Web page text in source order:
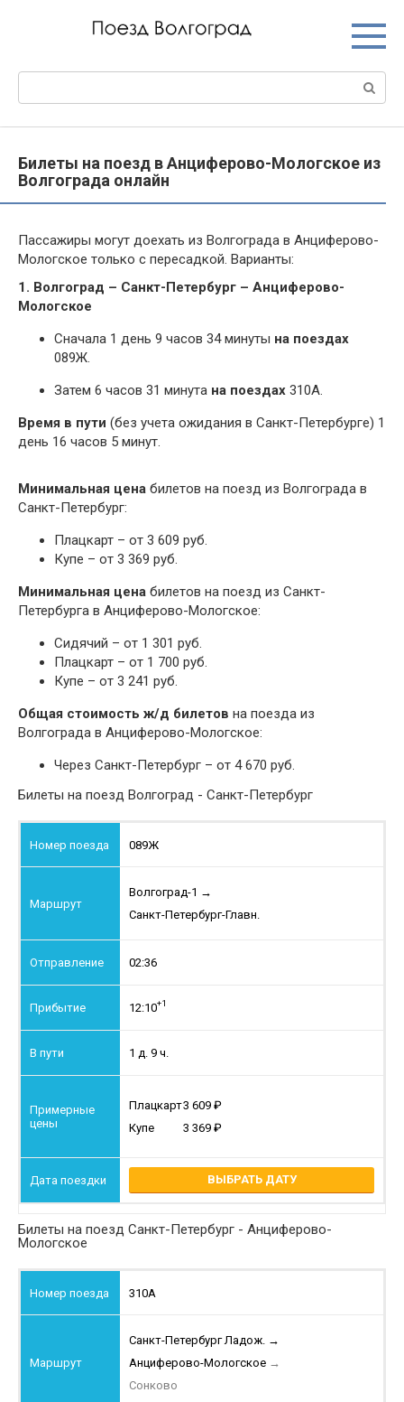
Билеты на поезд в Анциферово-Мологское из
Волгограда онлайн
Пассажиры могут доехать из Волгограда в Анциферово-
Мологское только с пересадкой. Варианты:
1. Волгоград – Санкт-Петербург – Анциферово-
Мологское
Сначала 1 день 9 часов 34 минуты на поездах
089Ж.
Затем 6 часов 31 минута на поездах 310А.
Время в пути (без учета ожидания в Санкт-Петербурге) 1
день 16 часов 5 минут.
Минимальная цена билетов на поезд из Волгограда в
Санкт-Петербург:
Плацкарт – от 3 609 руб.
Купе – от 3 369 руб.
Минимальная цена билетов на поезд из Санкт-
Петербурга в Анциферово-Мологское:
Сидячий – от 1 301 руб.
Плацкарт – от 1 700 руб.
Купе – от 3 241 руб.
Общая стоимость ж/д билетов на поезда из
Волгограда в Анциферово-Мологское:
Через Санкт-Петербург – от 4 670 руб.
Билеты на поезд Волгоград - Санкт-Петербург
089Ж
Волгоград-1 →
Санкт-Петербург-Главн.
02:36
12:10+1
1 д. 9 ч.
Плацкарт3 609
Купе
3 369
ВЫБРАТЬ ДАТУ
Билеты на поезд Санкт-Петербург - Анциферово-
Мологское
310А
Санкт-Петербург Ладож. →
Анциферово-Мологское →
Сонково